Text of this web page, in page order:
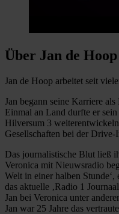
Über Jan de Hoop
Jan de Hoop arbeitet seit
Jan begann seine Karriere
Einmal an Land durfte er
Hilversum 3
Gesellschaften bei der Drive-
Das journalistische Blut ließ
Veronica mit Nieuwsradio
Welt in einer halben
das aktuelle ‚Radio 1
Jan bei Veronica unter
Jan war 25 Jahre das